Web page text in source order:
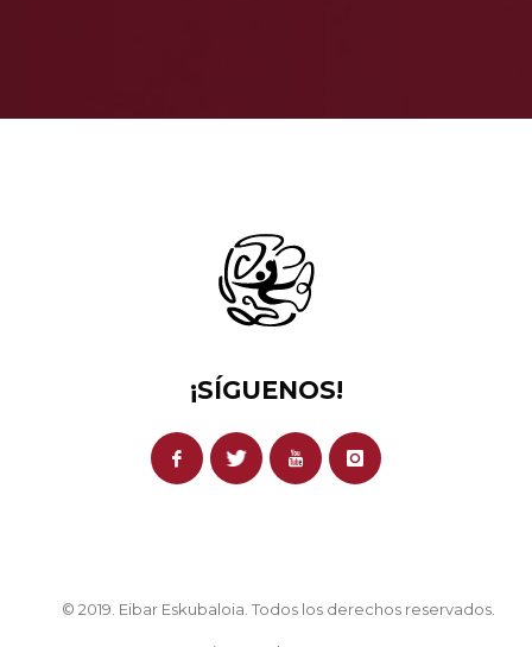
¡SÍGUENOS!
© 2019. Eibar Eskubaloia. Todos los derechos reservados.